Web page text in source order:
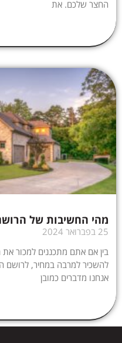
החצר שלכם. את
מהי החשיבות של
25 בפברואר 2024
בין אם אתם מתכננים למכור
להשכיר למרבה במחיר, לרושם
אנחנו מדברים כמובן